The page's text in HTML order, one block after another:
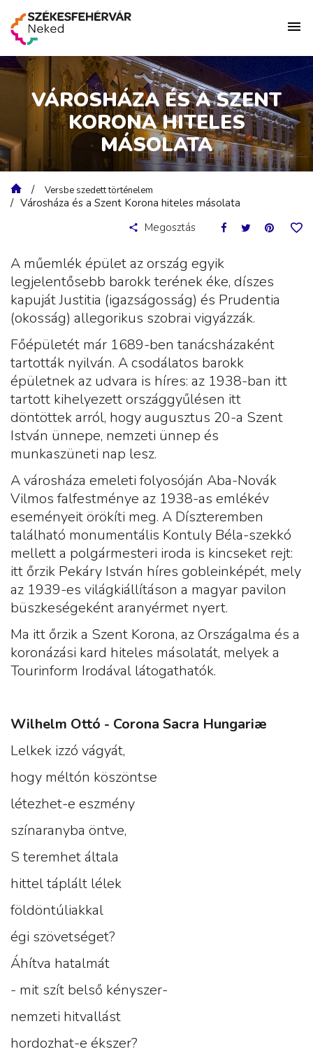
VÁROSHÁZA ÉS A SZENT
KORONA HITELES
MÁSOLATA
Versbe szedett történelem
Városháza és a Szent Korona hiteles másolata
Megosztás
A műemlék épület az ország egyik
legjelentősebb barokk terének éke, díszes
kapuját Justitia (igazságosság) és Prudentia
(okosság) allegorikus szobrai vigyázzák.
Főépületét már 1689-ben tanácsházaként
tartották nyilván. A csodálatos barokk
épületnek az udvara is híres: az 1938-ban itt
tartott kihelyezett országgyűlésen itt
döntöttek arról, hogy augusztus 20-a Szent
István ünnepe, nemzeti ünnep és
munkaszüneti nap lesz.
A városháza emeleti folyosóján Aba-Novák
Vilmos falfestménye az 1938-as emlékév
eseményeit örökíti meg. A Díszteremben
található monumentális Kontuly Béla-szekkó
mellett a polgármesteri iroda is kincseket rejt:
itt őrzik Pekáry István híres gobleinképét, mely
az 1939-es világkiállításon a magyar pavilon
büszkeségeként aranyérmet nyert.
Ma itt őrzik a Szent Korona, az Országalma és a
koronázási kard hiteles másolatát, melyek a
Tourinform Irodával látogathatók.
Wilhelm Ottó - Corona Sacra Hungariæ
Lelkek izzó vágyát,
hogy méltón köszöntse
létezhet-e eszmény
színaranyba öntve,
S teremhet általa
hittel táplált lélek
földöntúliakkal
égi szövetséget?
Áhítva hatalmát
- mit szít belső kényszer-
nemzeti hitvallást
hordozhat-e ékszer?